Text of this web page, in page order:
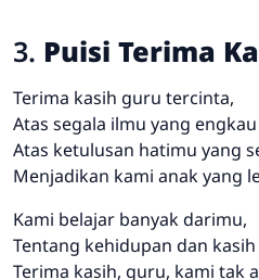
3. Puisi Terima
Terima kasih guru tercinta,
Atas segala ilmu yang
Atas ketulusan hatimu yang
Menjadikan kami anak yang
Kami belajar banyak darimu,
Tentang kehidupan dan kasih
Terima kasih, guru, kami tak